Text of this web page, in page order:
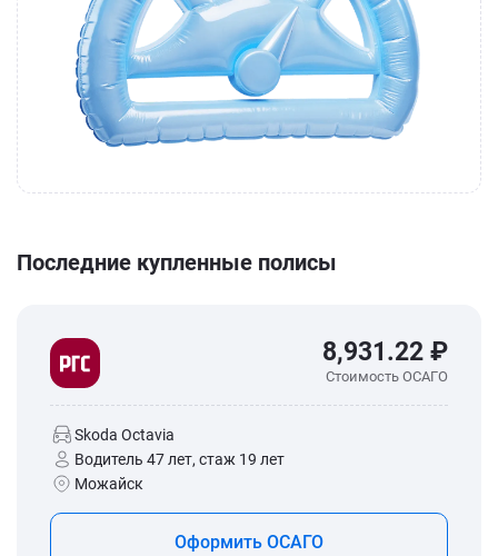
Последние купленные полисы
8,931.22 ₽
Стоимость ОСАГО
Skoda Octavia
Водитель 47 лет, стаж 19 лет
Можайск
Оформить ОСАГО